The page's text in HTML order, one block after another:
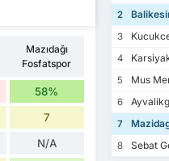
Mazıdağı
Fosfatspor
58%
7
N/A
2
3
4
5
Mus
6
7
8
Sebat